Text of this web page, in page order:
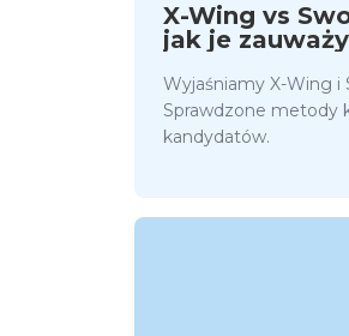
X-Wing vs
jak je
Wyjaśniamy X-Wing i
Sprawdzone metody
kandydatów.